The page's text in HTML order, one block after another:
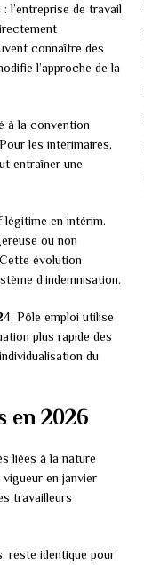
l’entreprise de travail
connaître des
l’approche de la
à la convention
les intérimaires,
entraîner une
en intérim.
ou non
évolution
d’indemnisation.
Pôle emploi utilise
plus rapide des
du
en 2026
liées à la nature
en janvier
travailleurs
reste identique pour